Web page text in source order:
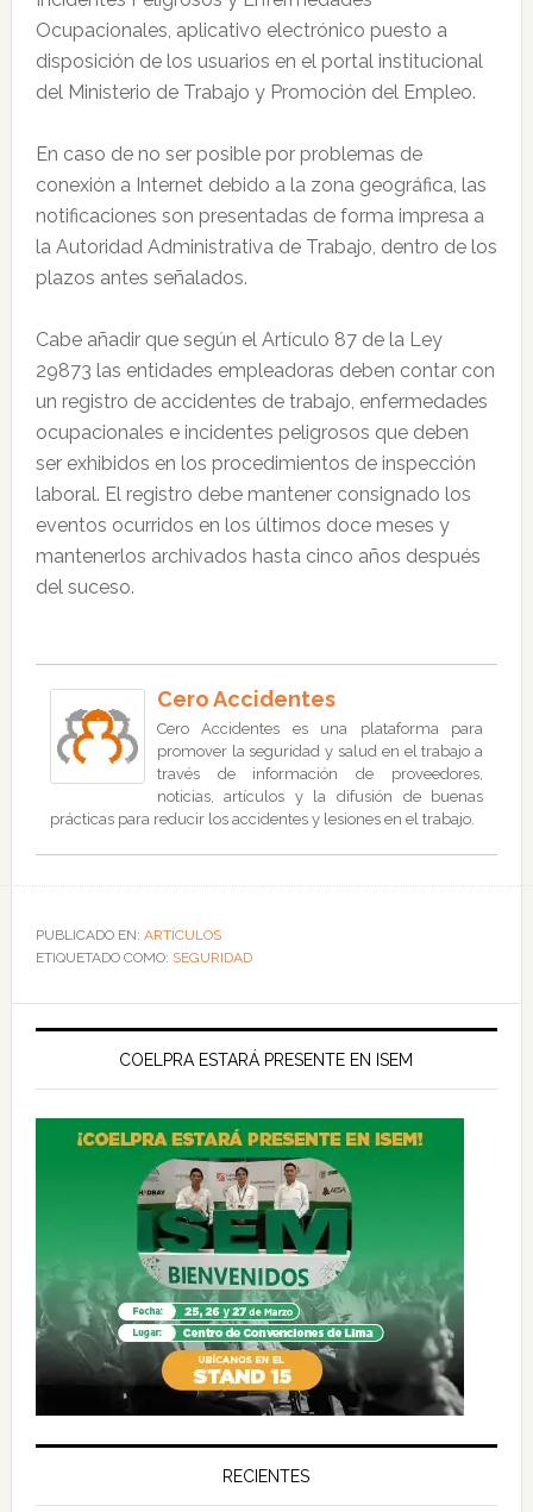
Ocupacionales, aplicativo electrónico puesto a
disposición de los usuarios en el portal institucional
del Ministerio de Trabajo y Promoción del Empleo.
En caso de no ser posible por problemas de
conexión a Internet debido a la zona geográfica, las
notificaciones son presentadas de forma impresa a
la Autoridad Administrativa de Trabajo, dentro de los
plazos antes señalados.
Cabe añadir que según el Artículo 87 de la Ley
29873 las entidades empleadoras deben contar con
un registro de accidentes de trabajo, enfermedades
ocupacionales e incidentes peligrosos que deben
ser exhibidos en los procedimientos de inspección
laboral. El registro debe mantener consignado los
eventos ocurridos en los últimos doce meses y
mantenerlos archivados hasta cinco años después
del suceso.
Cero Accidentes
Cero Accidentes es una plataforma para
promover la seguridad y salud en el trabajo a
través de información de proveedores,
noticias, artículos y la difusión de buenas
prácticas para reducir los accidentes y lesiones en el trabajo.
PUBLICADO EN: ARTÍCULOS
ETIQUETADO COMO: SEGURIDAD
COELPRA ESTARÁ PRESENTE EN ISEM
RECIENTES